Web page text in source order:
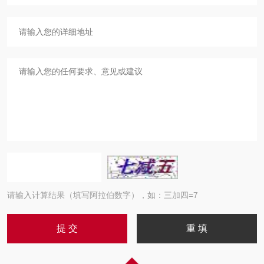
请输入计算结果（填写阿拉伯数字），如：三加四=7